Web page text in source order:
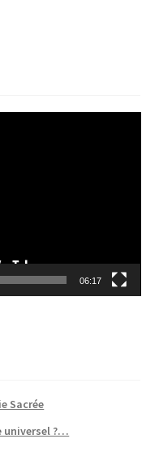
06:17
Sacrée
universel ?…